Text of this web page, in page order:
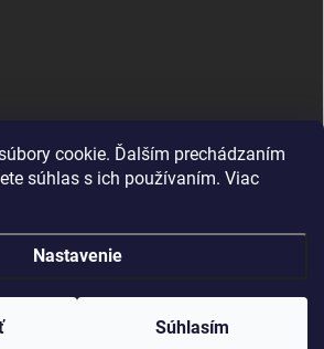
cookie. Ďalším prechádzaním
súhlas s ich používaním. Viac
Nastavenie
Súhlasím